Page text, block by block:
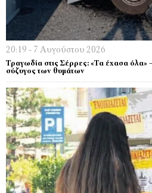
20:19 - 7 Αυγούστου 2026
Τραγωδία στις Σέρρες: «Τα έχασα όλα»
σύζυγος των θυμάτων